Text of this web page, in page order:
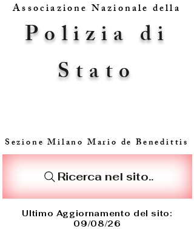
Associazione Nazionale della
Sezione Milano Mario de Benedittis
Ricerca nel sito..
Polizia di
Stato
Ultimo Aggiornamento del sito:
09/08/26